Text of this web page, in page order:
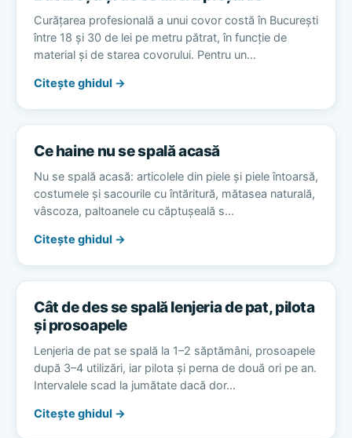
Curățarea profesională a unui covor costă în București
între 18 și 30 de lei pe metru pătrat, în funcție de
material și de starea covorului. Pentru un…
Citește ghidul →
Ce haine nu se spală acasă
Nu se spală acasă: articolele din piele și piele întoarsă,
costumele și sacourile cu întăritură, mătasea naturală,
vâscoza, paltoanele cu căptușeală s…
Citește ghidul →
Cât de des se spală lenjeria de pat, pilota
și prosoapele
Lenjeria de pat se spală la 1–2 săptămâni, prosoapele
după 3–4 utilizări, iar pilota și perna de două ori pe an.
Intervalele scad la jumătate dacă dor…
Citește ghidul →